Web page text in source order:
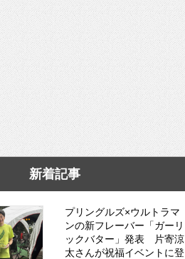
新着記事
プリングルズ×ウルトラマ
ンの新フレーバー「ガーリ
ックバター」発表 片寄涼
太さんが祝福イベントに登